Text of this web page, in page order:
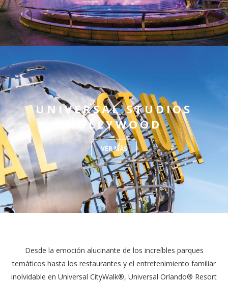
UNIVERSAL STUDIOS
HOLLYWOOD
VER MÁS
Desde la emoción alucinante de los increíbles parques
temáticos hasta los restaurantes y el entretenimiento familiar
inolvidable en Universal CityWalk®, Universal Orlando® Resort